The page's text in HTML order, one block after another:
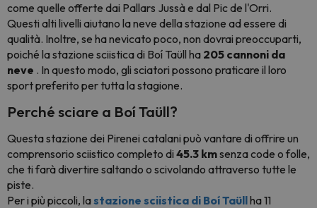
come quelle offerte dai Pallars Jussà e dal Pic de l'Orri.
Questi alti livelli aiutano la neve della stazione ad essere di
qualità. Inoltre, se ha nevicato poco, non dovrai preoccuparti,
poiché la stazione sciistica di Boí Taüll ha 205 cannoni da
neve . In questo modo, gli sciatori possono praticare il loro
sport preferito per tutta la stagione.
Perché sciare a Boí Taüll?
Questa stazione dei Pirenei catalani può vantare di offrire un
comprensorio sciistico completo di 45.3 kmsenza code o folle,
che ti farà divertire saltando o scivolando attraverso tutte le
piste.
Per i più piccoli, lastazione sciistica di Boí Taüllha 11